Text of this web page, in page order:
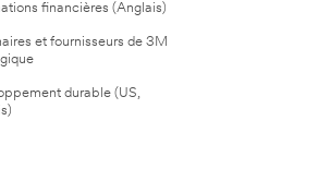
financières (Anglais)
et fournisseurs de 3M
durable (US,